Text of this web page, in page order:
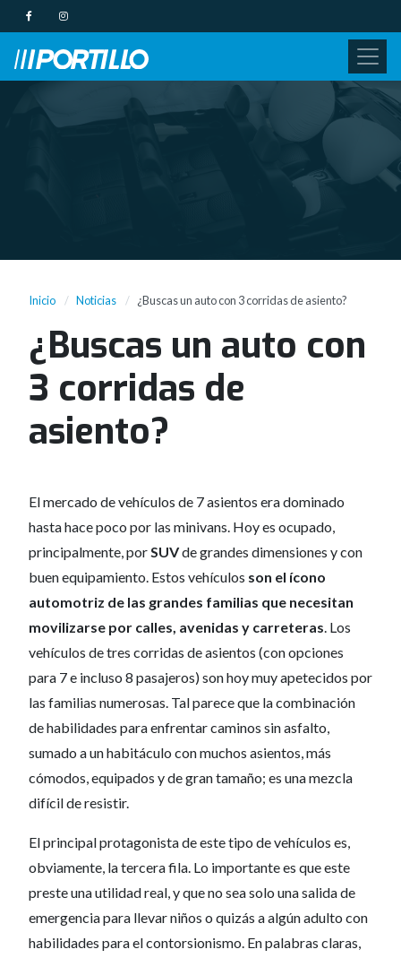
Inicio Noticias ¿Buscas un auto con 3 corridas de asiento?
¿Buscas un auto con
3 corridas de
asiento?
El mercado de vehículos de 7 asientos era dominado
hasta hace poco por las minivans. Hoy es ocupado,
principalmente, porSUVde grandes dimensiones y con
buen equipamiento. Estos vehículos son el ícono
automotriz de las grandes familias que necesitan
movilizarse por calles, avenidas y carreteras. Los
vehículos de tres corridas de asientos (con opciones
para 7 e incluso 8 pasajeros) son hoy muy apetecidos por
las familias numerosas. Tal parece que la combinación
de habilidades para enfrentar caminos sin asfalto,
sumado a un habitáculo con muchos asientos, más
cómodos, equipados y de gran tamaño; es una mezcla
difícil de resistir.
El principal protagonista de este tipo de vehículos es,
obviamente, la tercera fila. Lo importante es que este
preste una utilidad real, y que no sea solo una salida de
emergencia para llevar niños o quizás a algún adulto con
habilidades para el contorsionismo. En palabras claras,